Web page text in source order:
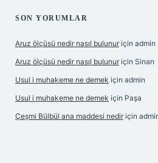
SON YORUMLAR
Aruz ölçüsü nedir nasıl bulunur için admin
Aruz ölçüsü nedir nasıl bulunur için Sinan
Usul i muhakeme ne demek için admin
Usul i muhakeme ne demek için Paşa
Çeşmi Bülbül ana maddesi nedir için